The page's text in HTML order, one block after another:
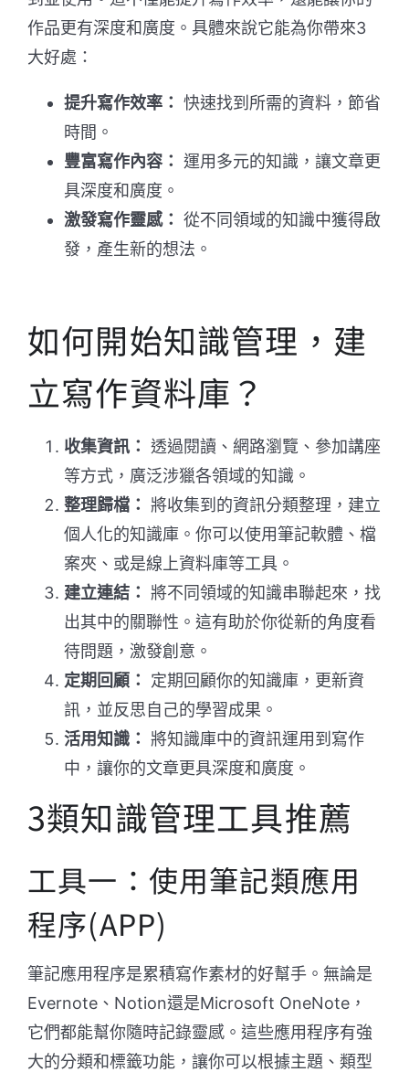
作品更有深度和廣度。具體來說它能為你帶來3
大好處：
提升寫作效率： 快速找到所需的資料，節省
時間。
豐富寫作內容： 運用多元的知識，讓文章更
具深度和廣度。
激發寫作靈感： 從不同領域的知識中獲得啟
發，產生新的想法。
如何開始知識管理，建
立寫作資料庫？
收集資訊： 透過閱讀、網路瀏覽、參加講座
等方式，廣泛涉獵各領域的知識。
整理歸檔： 將收集到的資訊分類整理，建立
個人化的知識庫。你可以使用筆記軟體、檔
案夾、或是線上資料庫等工具。
建立連結： 將不同領域的知識串聯起來，找
出其中的關聯性。這有助於你從新的角度看
待問題，激發創意。
定期回顧：
定期回顧你的知識庫，更新資
訊，並反思自己的學習成果。
活用知識： 將知識庫中的資訊運用到寫作
中，讓你的文章更具深度和廣度。
3類知識管理工具推薦
工具一：使用筆記類應用
程序(APP)
筆記應用程序是累積寫作素材的好幫手。無論是
Evernote、Notion還是Microsoft OneNote，
它們都能幫你隨時記錄靈感。這些應用程序有強
大的分類和標籤功能，讓你可以根據主題、類型